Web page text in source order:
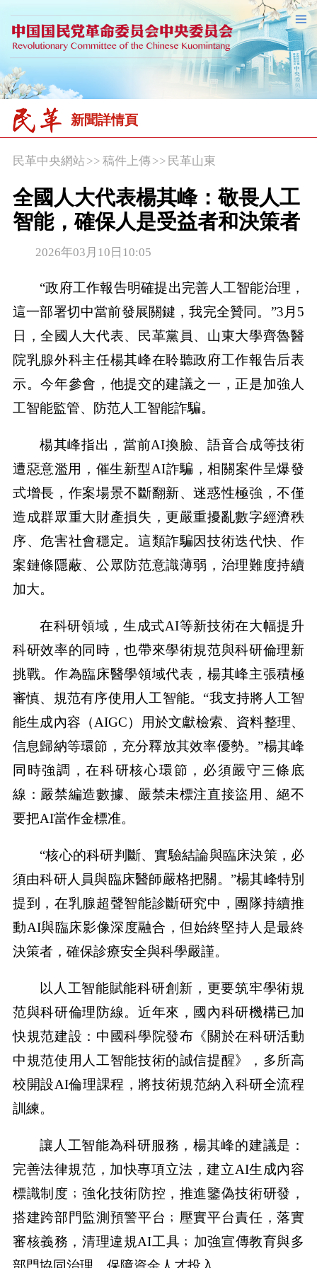
新聞詳情頁
民革中央網站>> 稿件上傳>> 民革山東
全國人大代表楊其峰：敬畏人工
智能，確保人是受益者和決策者
2026年03月10日10:05
“政府工作報告明確提出完善人工智能治理，
這一部署切中當前發展關鍵，我完全贊同。”3月5
日，全國人大代表、民革黨員、山東大學齊魯醫
院乳腺外科主任楊其峰在聆聽政府工作報告后表
示。今年參會，他提交的建議之一，正是加強人
工智能監管、防范人工智能詐騙。
楊其峰指出，當前AI換臉、語音合成等技術
遭惡意濫用，催生新型AI詐騙，相關案件呈爆發
式增長，作案場景不斷翻新、迷惑性極強，不僅
造成群眾重大財產損失，更嚴重擾亂數字經濟秩
序、危害社會穩定。這類詐騙因技術迭代快、作
案鏈條隱蔽、公眾防范意識薄弱，治理難度持續
加大。
在科研領域，生成式AI等新技術在大幅提升
科研效率的同時，也帶來學術規范與科研倫理新
挑戰。作為臨床醫學領域代表，楊其峰主張積極
審慎、規范有序使用人工智能。“我支持將人工智
能生成內容（AIGC）用於文獻檢索、資料整理、
信息歸納等環節，充分釋放其效率優勢。”楊其峰
同時強調，在科研核心環節，必須嚴守三條底
線：嚴禁編造數據、嚴禁未標注直接盜用、絕不
要把AI當作金標准。
“核心的科研判斷、實驗結論與臨床決策，必
須由科研人員與臨床醫師嚴格把關。”楊其峰特別
提到，在乳腺超聲智能診斷研究中，團隊持續推
動AI與臨床影像深度融合，但始終堅持人是最終
決策者，確保診療安全與科學嚴謹。
以人工智能賦能科研創新，更要筑牢學術規
范與科研倫理防線。近年來，國內科研機構已加
快規范建設：中國科學院發布《關於在科研活動
中規范使用人工智能技術的誠信提醒》，多所高
校開設AI倫理課程，將技術規范納入科研全流程
訓練。
讓人工智能為科研服務，楊其峰的建議是：
完善法律規范，加快專項立法，建立AI生成內容
標識制度﹔強化技術防控，推進鑒偽技術研發，
搭建跨部門監測預警平台﹔壓實平台責任，落實
審核義務，清理違規AI工具﹔加強宣傳教育與多